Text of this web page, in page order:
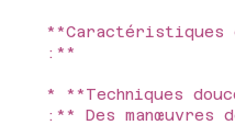
**Caractéristiques
:**
* **Techniques
:** Des manœuvres